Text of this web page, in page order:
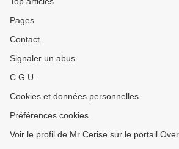
Pages
Contact
Signaler un abus
C.G.U.
Cookies et données personnelles
Préférences cookies
Voir le profil de Mr Cerise sur le portail